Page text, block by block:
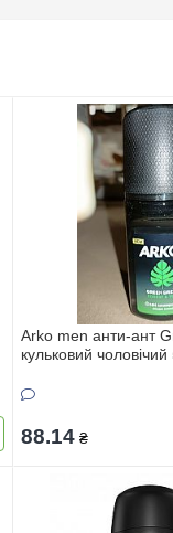
Arko men анти-ант
кульковий
88.14 ₴